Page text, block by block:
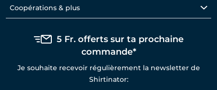
Coopérations & plus
5 Fr. offerts sur ta prochaine
commande*
Je souhaite recevoir régulièrement la newsletter de
Shirtinator: